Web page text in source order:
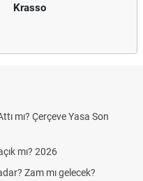
Krasso
mı? Çerçeve Yasa Son
mı? 2026
Zam mı gelecek?